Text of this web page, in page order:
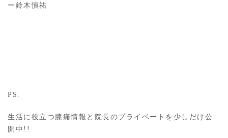
ー鈴木慎祐
PS.
生活に役立つ膝痛情報と院長のプライベートを少しだけ公
開中!!